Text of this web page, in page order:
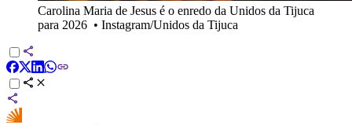
Carolina Maria de Jesus é o enredo da Unidos da Tijuca
para 2026 • Instagram/Unidos da Tijuca